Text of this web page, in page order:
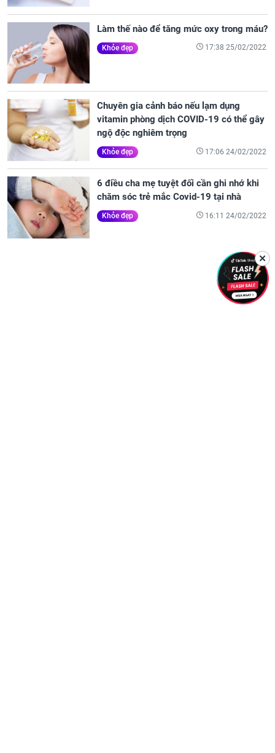
Làm thế nào để tăng mức oxy trong máu?
Khỏe đẹp 17:38 25/02/2022
Chuyên gia cảnh báo nếu lạm dụng
vitamin phòng dịch COVID-19 có thể gây
ngộ độc nghiêm trọng
Khỏe đẹp 17:06 24/02/2022
6 điều cha mẹ tuyệt đối cần ghi nhớ khi
chăm sóc trẻ mắc Covid-19 tại nhà
Khỏe đẹp 16:11 24/02/2022
✕